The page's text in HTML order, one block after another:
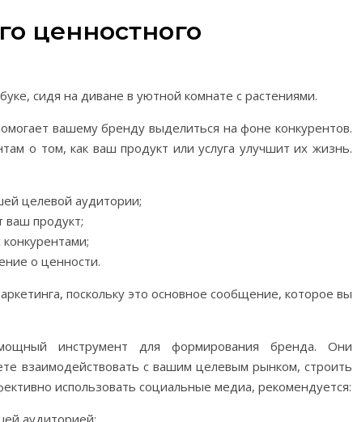
ценностного
вашему бренду выделиться на фоне конкурентов.
о том, как ваш продукт или услуга улучшит их жизнь.
целевой аудитории;
ваш продукт;
о ценности.
поскольку это основное сообщение, которое вы
инструмент для формирования бренда. Они
взаимодействовать с вашим целевым рынком, строить
использовать социальные медиа, рекомендуется:
аудиторией;